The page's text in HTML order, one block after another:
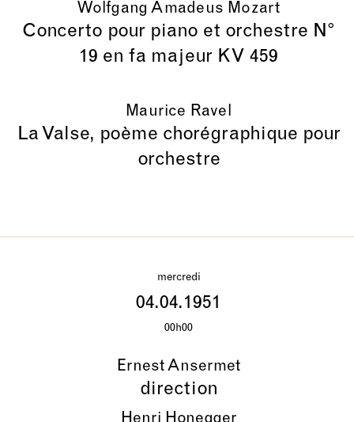
Wolfgang Amadeus Mozart
Concerto pour piano et orchestre N°
19 en fa majeur KV 459
Maurice Ravel
La Valse, poème chorégraphique pour
orchestre
mercredi
04.04.1951
00h00
Ernest Ansermet
direction
Henri Honegger